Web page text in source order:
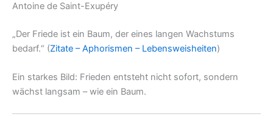
Antoine de Saint-Exupéry
„Der Friede ist ein Baum, der eines langen Wachstums
bedarf.“ (Zitate – Aphorismen – Lebensweisheiten)
Ein starkes Bild: Frieden entsteht nicht sofort, sondern
wächst langsam – wie ein Baum.